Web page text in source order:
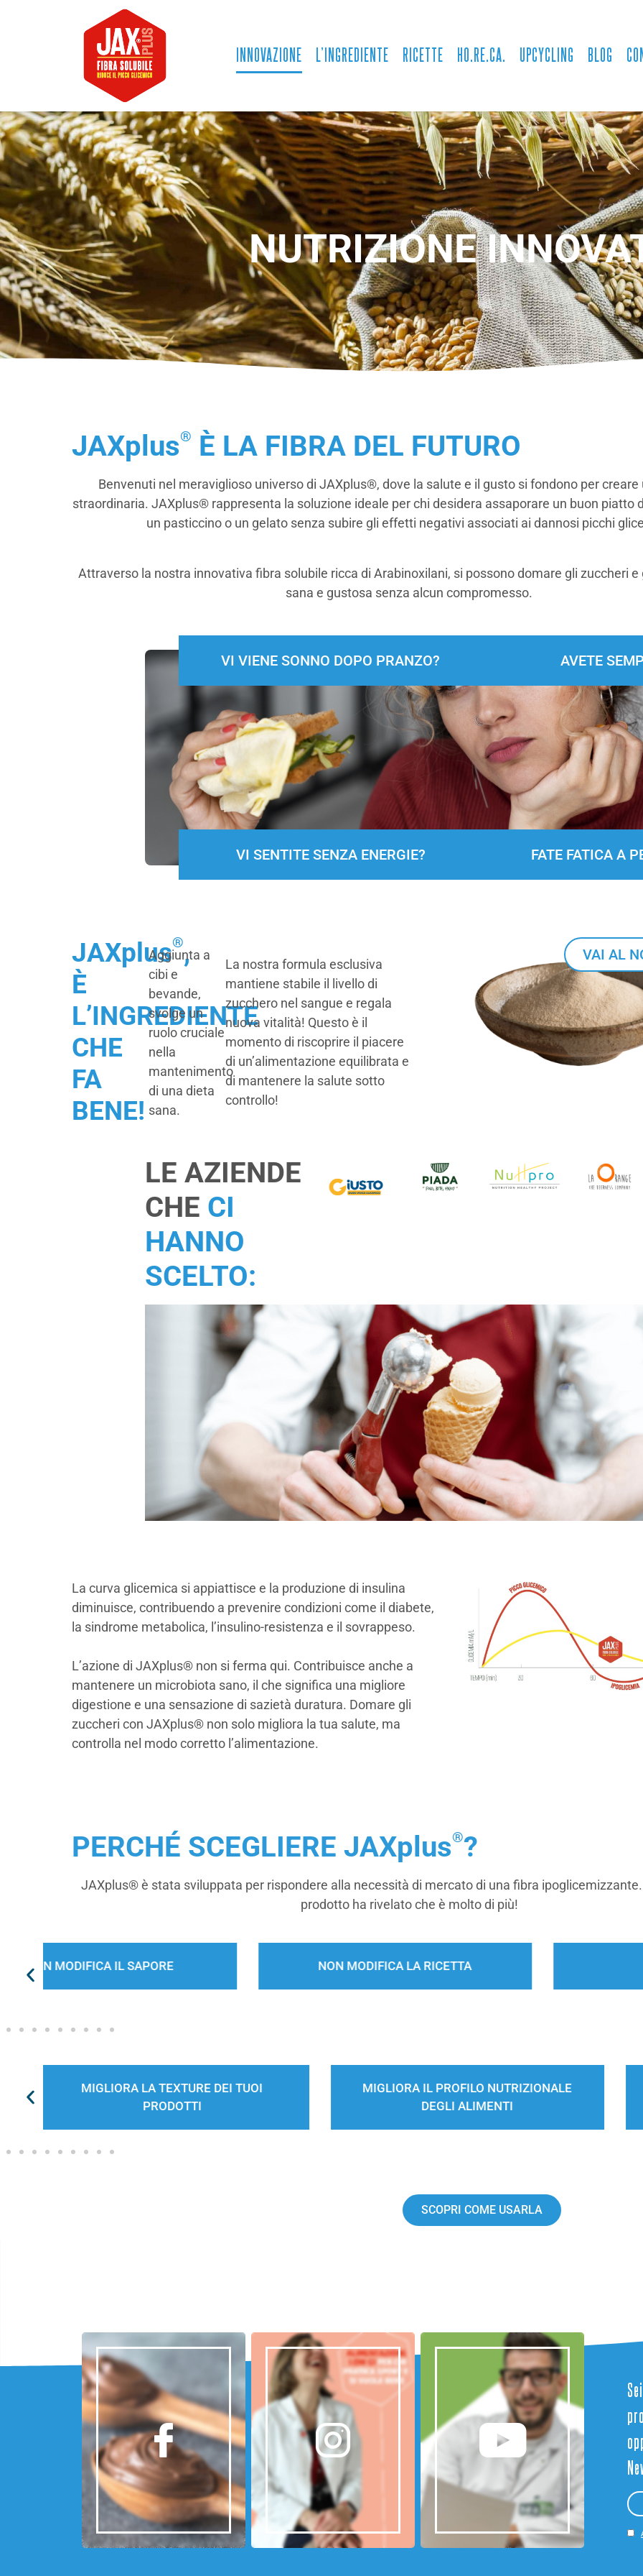
INNOVAZIONE L’INGREDIENTE RICETTE HO.RE.CA. UPCYCLING BLOG
NUTRIZIONE
JAXplus® È LA FIBRA DEL FUTURO
Benvenuti nel meraviglioso universo di JAXplus®, dove la salute e il gusto si fondono per creare
straordinaria. JAXplus® rappresenta la soluzione ideale per chi desidera assaporare un buon piatto
un pasticcino o un gelato senza subire gli effetti negativi associati ai dannosi picchi
Attraverso la nostra innovativa fibra solubile ricca di Arabinoxilani, si possono domare gli zuccheri
sana e gustosa senza alcun compromesso.
VI VIENE SONNO DOPO PRANZO? AVETE
VI SENTITE SENZA ENERGIE? FATE FATICA A
JAXplus®,
È
L’INGREDIENTE
CHE
FA
BENE!
Aggiunta a
cibi e
bevande,
svolge un
ruolo cruciale
nella
mantenimento
di una dieta
sana.
La nostra formula esclusiva
mantiene stabile il livello di
zucchero nel sangue e regala
nuova vitalità! Questo è il
momento di riscoprire il piacere
di un’alimentazione equilibrata e
di mantenere la salute sotto
controllo!
VAI AL
LE AZIENDE
CHE CI
HANNO
SCELTO:
La curva glicemica si appiattisce e la produzione di insulina
diminuisce, contribuendo a prevenire condizioni come il diabete,
la sindrome metabolica, l’insulino-resistenza e il sovrappeso.
L’azione di JAXplus® non si ferma qui. Contribuisce anche a
mantenere un microbiota sano, il che significa una migliore
digestione e una sensazione di sazietà duratura. Domare gli
zuccheri con JAXplus® non solo migliora la tua salute, ma
controlla nel modo corretto l’alimentazione.
PERCHÉ SCEGLIERE JAXplus®?
JAXplus® è stata sviluppata per rispondere alla necessità di mercato di una fibra
prodotto ha rivelato che è molto di più!
NON MODIFICA LA RICETTA 100% NATURALE
MIGLIORA IL PROFILO NUTRIZIONALE
DEGLI ALIMENTI
CONTRIBUISCE ALLA PREVENZIONE DEL
DIABETE
SCOPRI COME USARLA